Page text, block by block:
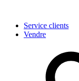
Service clients
Vendre